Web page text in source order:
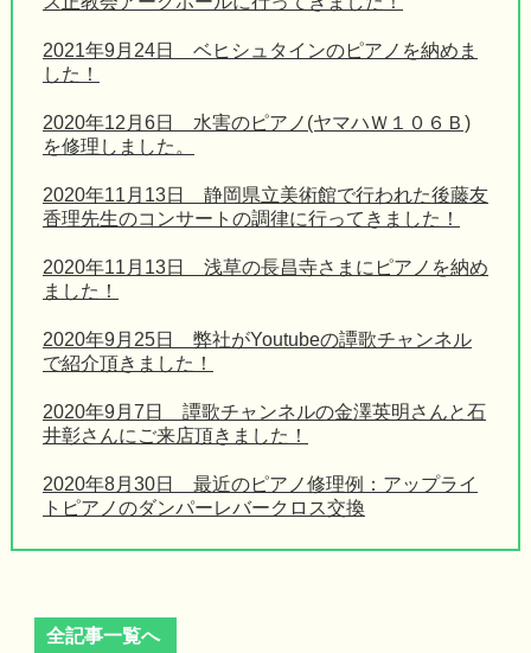
2021年9月24日 ベヒシュタインのピアノを納めま
した！
2020年12月6日 水害のピアノ(ヤマハＷ１０６Ｂ)
を修理しました。
2020年11月13日 静岡県立美術館で行われた後藤友
香理先生のコンサートの調律に行ってきました！
2020年11月13日 浅草の長昌寺さまにピアノを納め
ました！
2020年9月25日 弊社がYoutubeの譚歌チャンネル
で紹介頂きました！
2020年9月7日 譚歌チャンネルの金澤英明さんと石
井彰さんにご来店頂きました！
2020年8月30日 最近のピアノ修理例：アップライ
トピアノのダンパーレバークロス交換
全記事一覧へ